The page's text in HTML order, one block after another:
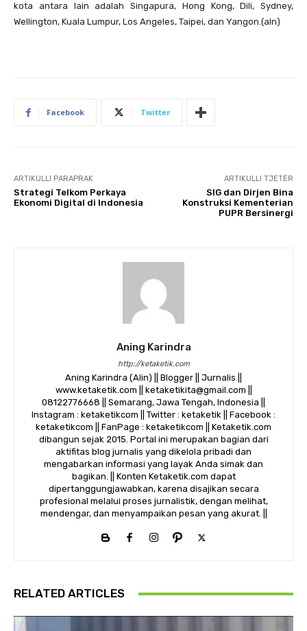
kota antara lain adalah Singapura, Hong Kong, Dili, Sydney,
Wellington, Kuala Lumpur, Los Angeles, Taipei, dan Yangon.(aln)
Facebook Twitter
ARTIKULLI PARAPRAK
Strategi Telkom Perkaya
Ekonomi Digital di Indonesia
ARTIKULLI TJETËR
SIG dan Dirjen Bina
Konstruksi Kementerian
PUPR Bersinergi
Aning Karindra
http://ketaketik.com
Aning Karindra (Alin) || Blogger || Jurnalis ||
www.ketaketik.com || ketaketikita@gmail.com ||
08122776668 || Semarang, Jawa Tengah, Indonesia ||
Instagram : ketaketikcom || Twitter : ketaketik || Facebook :
ketaketikcom || FanPage : ketaketikcom || Ketaketik.com
dibangun sejak 2015. Portal ini merupakan bagian dari
aktifitas blog jurnalis yang dikelola pribadi dan
mengabarkan informasi yang layak Anda simak dan
bagikan. || Konten Ketaketik.com dapat
dipertanggungjawabkan, karena disajikan secara
profesional melalui proses jurnalistik, dengan melihat,
mendengar, dan menyampaikan pesan yang akurat. ||
RELATED ARTICLES